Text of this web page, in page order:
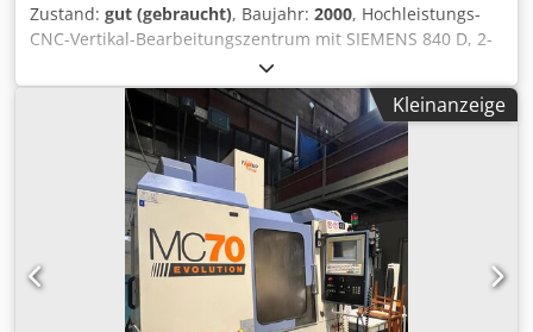
Zustand: gut (gebraucht), Baujahr: 2000, Hochleistungs-
CNC-Vertikal-Bearbeitungszentrum mit SIEMENS 840 D, 2-
fach Palettenwechsler, IKZ, Linearführungen und 30-fach
WZW Tischgröße 2 x 1000 x 450 mm Werkzeugaufnahme
DIN 69871 ISO 40 Verfahrwege X-Achse 1100 mm Y-Achse
500 mm Z-Achse 640 mm Drehzahlbereich 50 – 10.000
U/min Tischbelastung 600 kg Vorschubbereich, X/Y/Z,
stufenlos - 10000 mm/min Eilgang in allen Achsen 30
m/min Antriebsleistung 18,5 kW Maschinen-Abmaße L x B
x H ca. 3605 x 3041 x 3220 mm Gewicht ca. 6700 kg
Zubehör / Besondere Merkmale: • CNC-Bahn-Steuerung
SIEMENS 840 D • 2-fach Palettenwechsler • 30-fach
Werkzeugwechsler • Vollschutzkabine mit Schutztüren,
Kleinanzeige